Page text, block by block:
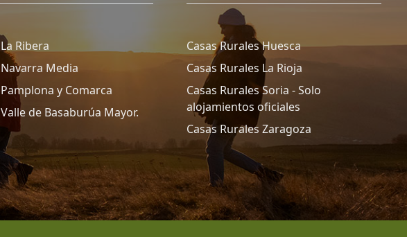
La Ribera
Navarra Media
Pamplona y Comarca
Valle de Basaburúa Mayor.
Casas Rurales Huesca
Casas Rurales La Rioja
Casas Rurales Soria - Solo
alojamientos oficiales
Casas Rurales Zaragoza